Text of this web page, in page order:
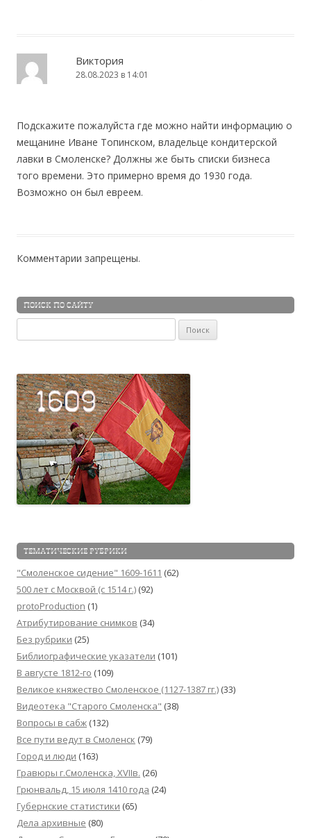
Виктория
28.08.2023 в 14:01
Подскажите пожалуйста где можно найти информацию о
мещанине Иване Топинском, владельце кондитерской
лавки в Смоленске? Должны же быть списки бизнеса
того времени. Это примерно время до 1930 года.
Возможно он был евреем.
Комментарии запрещены.
ПОИСК ПО САЙТУ
ТЕМАТИЧЕСКИЕ РУБРИКИ
"Смоленское сидение" 1609-1611 (62)
500 лет с Москвой (c 1514 г.) (92)
protoProduction (1)
Атрибутирование снимков (34)
Без рубрики (25)
Библиографические указатели (101)
В августе 1812-го (109)
Великое княжество Смоленское (1127-1387 гг.) (33)
Видеотека "Cтарого Смоленска" (38)
Вопросы в сабж (132)
Все пути ведут в Смоленск (79)
Город и люди (163)
Гравюры г.Смоленска, XVIIв. (26)
Грюнвальд, 15 июля 1410 года (24)
Губернские статистики (65)
Дела архивные (80)